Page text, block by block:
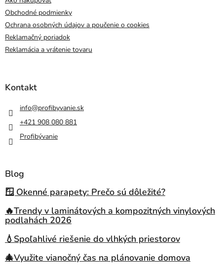
Obchodné podmienky
Ochrana osobných údajov a poučenie o cookies
Reklamačný poriadok
Reklamácia a vrátenie tovaru
Kontakt
info@profibyvanie.sk
+421 908 080 881
Profibývanie
Blog
🪟 Okenné parapety: Prečo sú dôležité?
🔥Trendy v laminátových a kompozitných vinylových
podlahách 2026
💧Spoľahlivé riešenie do vlhkých priestorov
🎄Využite vianočný čas na plánovanie domova